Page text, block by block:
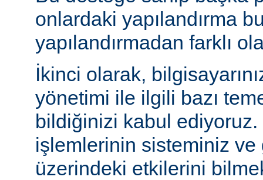
onlardaki yapılandırma
yapılandırmadan farklı
İkinci olarak,
yönetimi ile ilgili bazı
bildiğinizi kabul
işlemlerinin sisteminiz
üzerindeki etkilerini